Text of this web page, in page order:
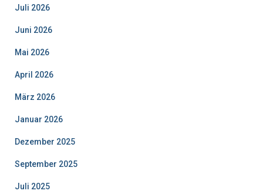
Juli 2026
Juni 2026
Mai 2026
April 2026
März 2026
Januar 2026
Dezember 2025
September 2025
Juli 2025